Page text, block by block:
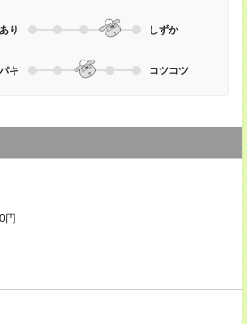
り しずか
キ コツコツ
円